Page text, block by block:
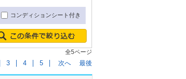
コンディションシート付き
全5ページ
3 4 5 次へ 最後